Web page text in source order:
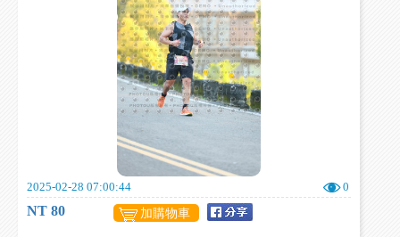
2025-02-28 07:00:44 0
NT 80 加購物車